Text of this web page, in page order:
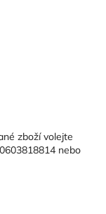
zboží volejte
nebo